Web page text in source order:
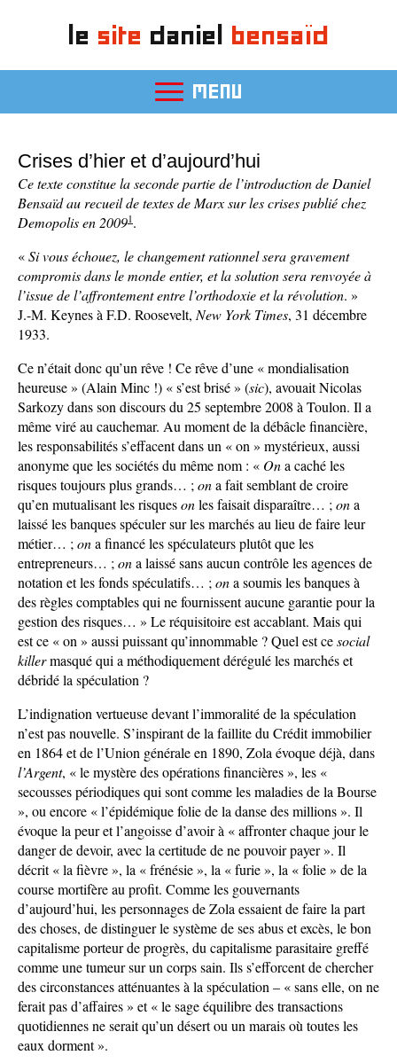
le site daniel bensaïd
MENU
Crises d’hier et d’aujourd’hui
Ce texte constitue la seconde partie de l’introduction de Daniel
Bensaïd au recueil de textes de Marx sur les crises publié chez
Demopolis en 20091.
«Si vous échouez, le changement rationnel sera gravement
compromis dans le monde entier, et la solution sera renvoyée à
l’issue de l’affrontement entre l’orthodoxie et la révolution. »
J.-M. Keynes à F.D. Roosevelt, New York Times, 31 décembre
1933.
Ce n’était donc qu’un rêve ! Ce rêve d’une « mondialisation
heureuse » (Alain Minc !) « s’est brisé » (sic), avouait Nicolas
Sarkozy dans son discours du 25 septembre 2008 à Toulon. Il a
même viré au cauchemar. Au moment de la débâcle financière,
les responsabilités s’effacent dans un « on » mystérieux, aussi
anonyme que les sociétés du même nom : « Ona caché les
risques toujours plus grands… ; ona fait semblant de croire
qu’en mutualisant les risquesonles faisait disparaître… ; ona
laissé les banques spéculer sur les marchés au lieu de faire leur
métier… ; ona financé les spéculateurs plutôt que les
entrepreneurs… ; ona laissé sans aucun contrôle les agences de
notation et les fonds spéculatifs… ; ona soumis les banques à
des règles comptables qui ne fournissent aucune garantie pour la
gestion des risques… » Le réquisitoire est accablant. Mais qui
est ce « on » aussi puissant qu’innommable ? Quel est cesocial
killermasqué qui a méthodiquement dérégulé les marchés et
débridé la spéculation ?
L’indignation vertueuse devant l’immoralité de la spéculation
n’est pas nouvelle. S’inspirant de la faillite du Crédit immobilier
en 1864 et de l’Union générale en 1890, Zola évoque déjà, dans
l’Argent, « le mystère des opérations financières », les «
secousses périodiques qui sont comme les maladies de la Bourse
», ou encore « l’épidémique folie de la danse des millions ». Il
évoque la peur et l’angoisse d’avoir à « affronter chaque jour le
danger de devoir, avec la certitude de ne pouvoir payer ». Il
décrit « la fièvre », la « frénésie », la « furie », la « folie » de la
course mortifère au profit. Comme les gouvernants
d’aujourd’hui, les personnages de Zola essaient de faire la part
des choses, de distinguer le système de ses abus et excès, le bon
capitalisme porteur de progrès, du capitalisme parasitaire greffé
comme une tumeur sur un corps sain. Ils s’efforcent de chercher
des circonstances atténuantes à la spéculation – « sans elle, on ne
ferait pas d’affaires » et « le sage équilibre des transactions
quotidiennes ne serait qu’un désert ou un marais où toutes les
eaux dorment ».